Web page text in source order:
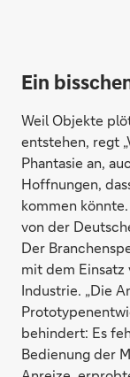
Ein
Weil Objekte
entstehen, regt
Phantasie an,
Hoffnungen,
kommen
von der
Der
mit dem
Industrie. „Die
behindert: Es
Bedienung der